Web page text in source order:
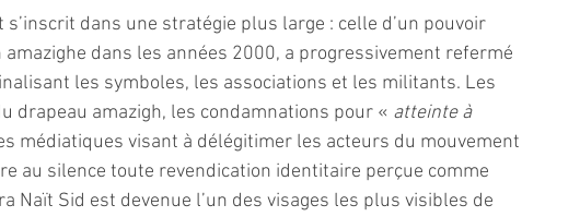
s’inscrit dans une stratégie plus large : celle d’un pouvoir
dans les années 2000, a progressivement refermé
les symboles, les associations et les militants. Les
drapeau amazigh, les condamnations pour « atteinte à
médiatiques visant à délégitimer les acteurs du mouvement
au silence toute revendication identitaire perçue comme
Naït Sid est devenue l’un des visages les plus visibles de